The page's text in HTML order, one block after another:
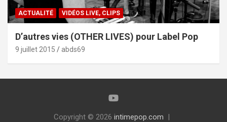
ACTUALITÉ VIDÉOS LIVE, CLIPS
D’autres vies (OTHER LIVES) pour Label Pop
9 juillet 2015 abds69
Copyright © 2026 intimepop.com